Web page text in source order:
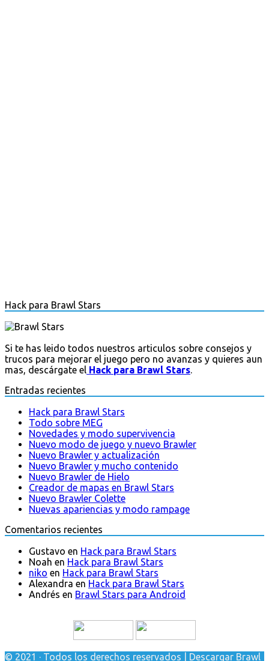
Hack para Brawl Stars
Si te has leido todos nuestros articulos sobre consejos y
trucos para mejorar el juego pero no avanzas y quieres aun
mas, descárgate el Hack para Brawl Stars.
Entradas recientes
Hack para Brawl Stars
Todo sobre MEG
Novedades y modo supervivencia
Nuevo modo de juego y nuevo Brawler
Nuevo Brawler y actualización
Nuevo Brawler y mucho contenido
Nuevo Brawler de Hielo
Creador de mapas en Brawl Stars
Nuevo Brawler Colette
Nuevas apariencias y modo rampage
Comentarios recientes
Gustavo en Hack para Brawl Stars
Noah en Hack para Brawl Stars
niko en Hack para Brawl Stars
Alexandra en Hack para Brawl Stars
Andrés en Brawl Stars para Android
© 2021 · Todos los derechos reservados | Descargar Brawl